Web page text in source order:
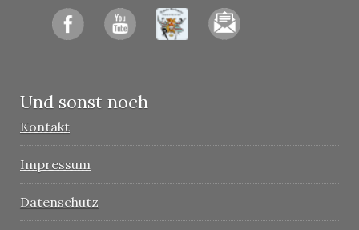
Und sonst noch
Kontakt
Impressum
Datenschutz